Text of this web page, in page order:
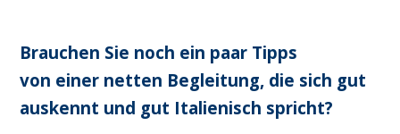
Brauchen Sie noch ein paar Tipps
von einer netten Begleitung, die sich gut
auskennt und gut Italienisch spricht?